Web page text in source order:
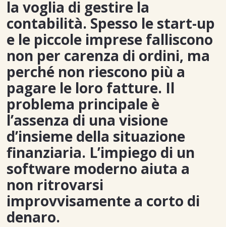
la voglia di gestire la
contabilità. Spesso le start-up
e le piccole imprese falliscono
non per carenza di ordini, ma
perché non riescono più a
pagare le loro fatture. Il
problema principale è
l’assenza di una visione
d’insieme della situazione
finanziaria. L’impiego di un
software moderno aiuta a
non ritrovarsi
improvvisamente a corto di
denaro.